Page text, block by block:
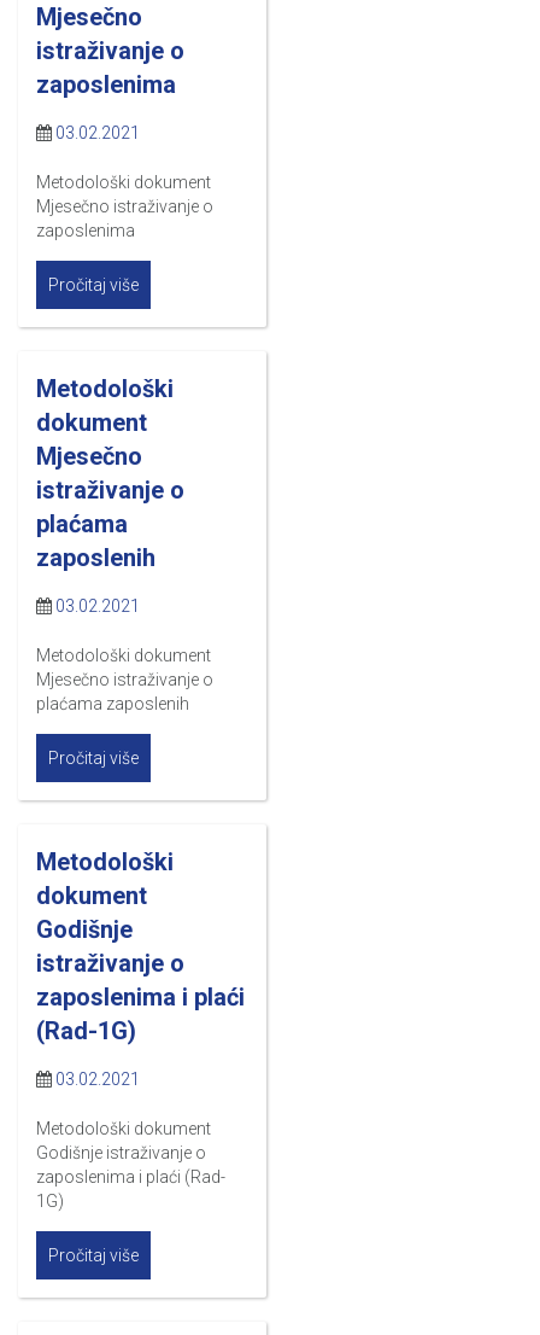
Mjesečno
istraživanje o
zaposlenima
03.02.2021
Metodološki dokument
Mjesečno istraživanje o
zaposlenima
Pročitaj više
Metodološki
dokument
Mjesečno
istraživanje o
plaćama
zaposlenih
03.02.2021
Metodološki dokument
Mjesečno istraživanje o
plaćama zaposlenih
Pročitaj više
Metodološki
dokument
Godišnje
istraživanje o
zaposlenima i plaći
(Rad-1G)
03.02.2021
Metodološki dokument
Godišnje istraživanje o
zaposlenima i plaći (Rad-
1G)
Pročitaj više